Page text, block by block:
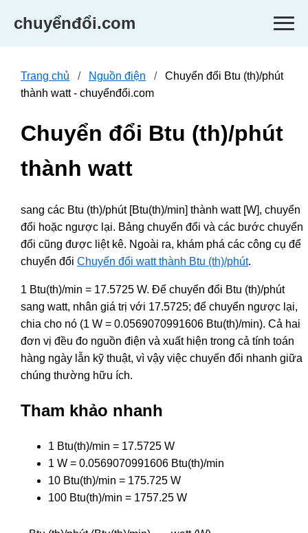
chuyểnđổi.com
Trang chủ Nguồn điện
Chuyển đổi Btu (th)/phút
thành watt - chuyểnđổi.com
Chuyển đổi Btu (th)/phút
thành watt
sang các Btu (th)/phút [Btu(th)/min] thành watt [W], chuyển
đổi hoặc ngược lại. Bảng chuyển đổi và các bước chuyển
đổi cũng được liệt kê. Ngoài ra, khám phá các công cụ để
chuyển đổi Chuyển đổi watt thành Btu (th)/phút.
1 Btu(th)/min = 17.5725 W. Để chuyển đổi Btu (th)/phút
sang watt, nhân giá trị với 17.5725; để chuyển ngược lại,
chia cho nó (1 W = 0.0569070991606 Btu(th)/min). Cả hai
đơn vị đều đo nguồn điện và xuất hiện trong cả tính toán
hàng ngày lẫn kỹ thuật, vì vậy việc chuyển đổi nhanh giữa
chúng thường hữu ích.
Tham khảo nhanh
1 Btu(th)/min = 17.5725 W
1 W = 0.0569070991606 Btu(th)/min
10 Btu(th)/min = 175.725 W
100 Btu(th)/min = 1757.25 W